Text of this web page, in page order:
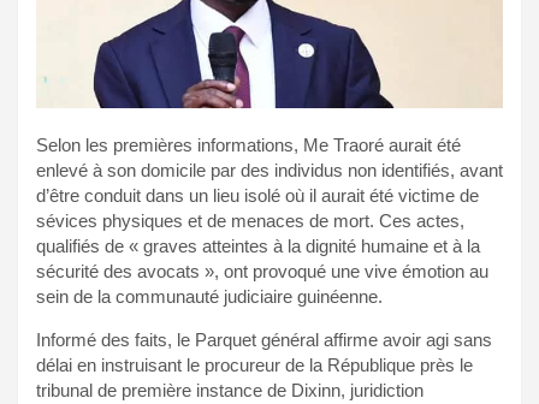
Selon les premières informations, Me Traoré aurait été
enlevé à son domicile par des individus non identifiés, avant
d’être conduit dans un lieu isolé où il aurait été victime de
sévices physiques et de menaces de mort. Ces actes,
qualifiés de « graves atteintes à la dignité humaine et à la
sécurité des avocats », ont provoqué une vive émotion au
sein de la communauté judiciaire guinéenne.
Informé des faits, le Parquet général affirme avoir agi sans
délai en instruisant le procureur de la République près le
tribunal de première instance de Dixinn, juridiction